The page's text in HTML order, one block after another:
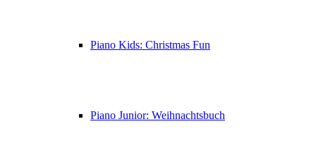
Piano Kids: Christmas Fun
Piano Junior: Weihnachtsbuch